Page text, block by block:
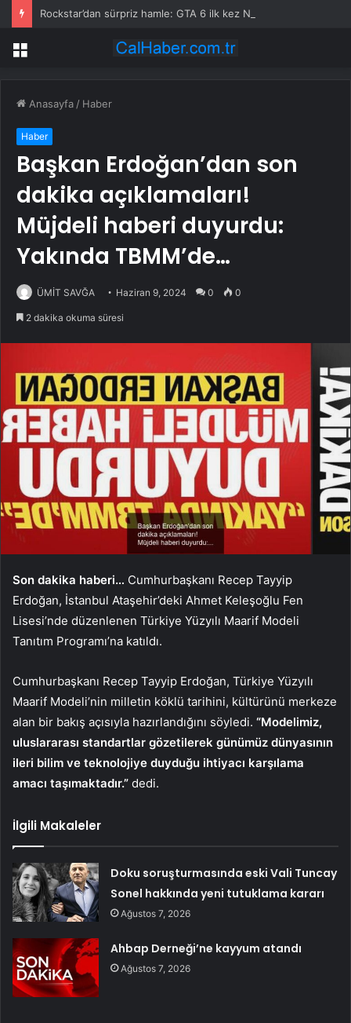
Menü
Anasayfa / Haber
Haber
Başkan Erdoğan’dan son
dakika açıklamaları!
Müjdeli haberi duyurdu:
Yakında TBMM’de…
ÜMİT SAVĞA Haziran 9, 2024 0 0
2 dakika okuma süresi
Son dakika haberi… Cumhurbaşkanı Recep Tayyip
Erdoğan, İstanbul Ataşehir’deki Ahmet Keleşoğlu Fen
Lisesi’nde düzenlenen Türkiye Yüzyılı Maarif Modeli
Tanıtım Programı’na katıldı.
Cumhurbaşkanı Recep Tayyip Erdoğan, Türkiye Yüzyılı
Maarif Modeli’nin milletin köklü tarihini, kültürünü merkeze
alan bir bakış açısıyla hazırlandığını söyledi. “Modelimiz,
uluslararası standartlar gözetilerek günümüz dünyasının
ileri bilim ve teknolojiye duyduğu ihtiyacı karşılama
amacı taşımaktadır.” dedi.
İlgili Makaleler
Doku soruşturmasında eski Vali Tuncay
Sonel hakkında yeni tutuklama kararı
Ağustos 7, 2026
Ahbap Derneği’ne kayyum atandı
Ağustos 7, 2026